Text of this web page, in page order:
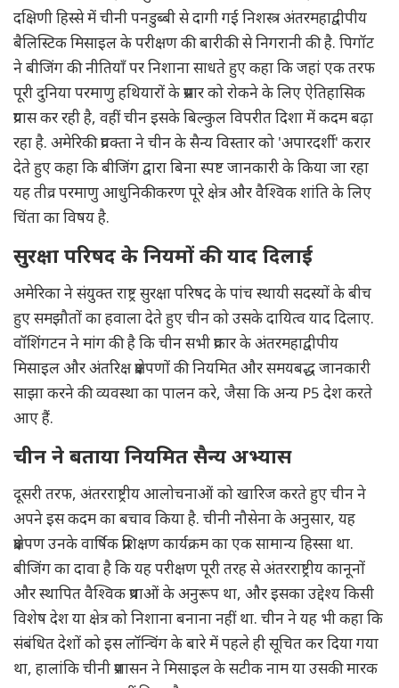
दक्षिणी हिस्से में चीनी पनडुब्बी से दागी गई निशस्त्र अंतरमहाद्वीपीय
बैलिस्टिक मिसाइल के परीक्षण की बारीकी से निगरानी की है. पिगॉट
ने बीजिंग की नीतियॉं पर निशाना साधते हुए कहा कि जहां एक तरफ
पूरी दुनिया परमाणु हथियारों के प्रसार को रोकने के लिए ऐतिहासिक
प्रयास कर रही है, वहीं चीन इसके बिल्कुल विपरीत दिशा में कदम बढ़ा
रहा है. अमेरिकी प्रवक्ता ने चीन के सैन्य विस्तार को 'अपारदर्शी' करार
देते हुए कहा कि बीजिंग द्वारा बिना स्पष्ट जानकारी के किया जा रहा
यह तीव्र परमाणु आधुनिकीकरण पूरे क्षेत्र और वैश्विक शांति के लिए
चिंता का विषय है.
सुरक्षा परिषद के नियमों की याद दिलाई
अमेरिका ने संयुक्त राष्ट्र सुरक्षा परिषद के पांच स्थायी सदस्यों के बीच
हुए समझौतों का हवाला देते हुए चीन को उसके दायित्व याद दिलाए.
वॉशिंगटन ने मांग की है कि चीन सभी प्रकार के अंतरमहाद्वीपीय
मिसाइल और अंतरिक्ष प्रक्षेपणों की नियमित और समयबद्ध जानकारी
साझा करने की व्यवस्था का पालन करे, जैसा कि अन्य P5 देश करते
आए हैं.
चीन ने बताया नियमित सैन्य अभ्यास
दूसरी तरफ, अंतरराष्ट्रीय आलोचनाओं को खारिज करते हुए चीन ने
अपने इस कदम का बचाव किया है. चीनी नौसेना के अनुसार, यह
प्रक्षेपण उनके वार्षिक प्रशिक्षण कार्यक्रम का एक सामान्य हिस्सा था.
बीजिंग का दावा है कि यह परीक्षण पूरी तरह से अंतरराष्ट्रीय कानूनों
और स्थापित वैश्विक प्रथाओं के अनुरूप था, और इसका उद्देश्य किसी
विशेष देश या क्षेत्र को निशाना बनाना नहीं था. चीन ने यह भी कहा कि
संबंधित देशों को इस लॉन्चिंग के बारे में पहले ही सूचित कर दिया गया
था, हालांकि चीनी प्रशासन ने मिसाइल के सटीक नाम या उसकी मारक